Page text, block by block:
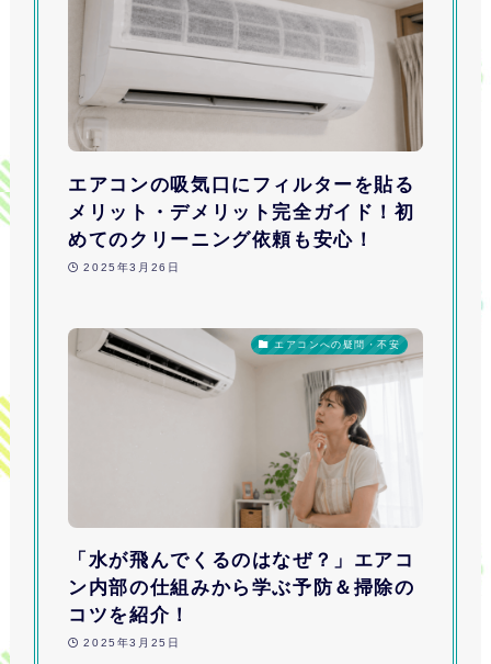
エアコンの吸気口にフィルターを貼る
メリット・デメリット完全ガイド！初
めてのクリーニング依頼も安心！
2025年3月26日
エアコンへの疑問・不安
「水が飛んでくるのはなぜ？」エアコ
ン内部の仕組みから学ぶ予防＆掃除の
コツを紹介！
2025年3月25日